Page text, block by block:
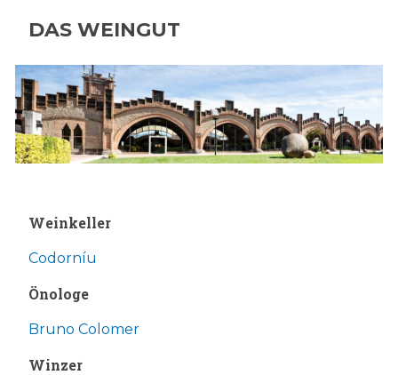
DAS WEINGUT
Weinkeller
Codorníu
Önologe
Bruno Colomer
Winzer